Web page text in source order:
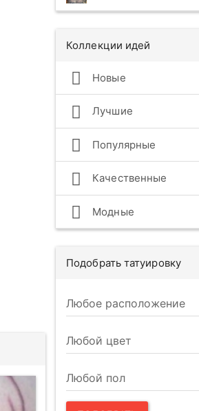
Коллекции идей
Новые
Лучшие
Популярные
Качественные
Модные
Подобрать татуировку